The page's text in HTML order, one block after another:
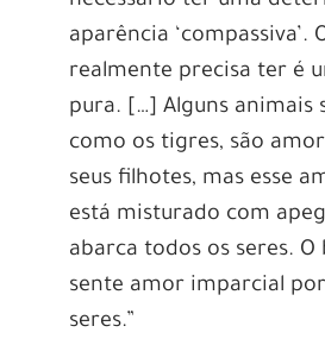
aparência ‘compassiva’.
realmente precisa ter é
pura. […] Alguns animais
como os tigres, são
seus filhotes, mas esse
está misturado com
abarca todos os seres. O
sente amor imparcial
seres.”